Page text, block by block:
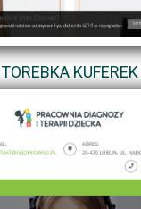
TOREBKA KUFEREK